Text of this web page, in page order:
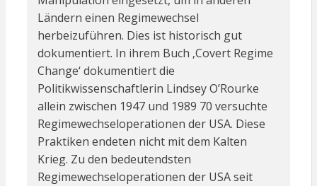
Ländern einen Regimewechsel
herbeizuführen. Dies ist historisch gut
dokumentiert. In ihrem Buch ‚Covert Regime
Change‘ dokumentiert die
Politikwissenschaftlerin Lindsey O’Rourke
allein zwischen 1947 und 1989 70 versuchte
Regimewechseloperationen der USA. Diese
Praktiken endeten nicht mit dem Kalten
Krieg. Zu den bedeutendsten
Regimewechseloperationen der USA seit